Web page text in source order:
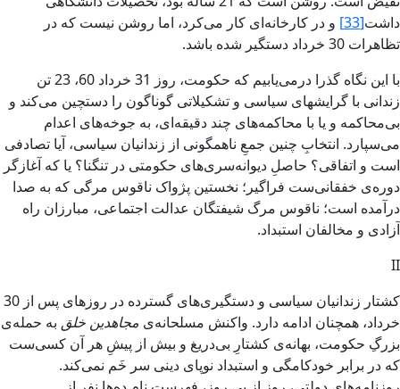
داشت[33]
و در کارخانه‌اى کار مى‌کرد، اما روشن نيست که در
تظاهرات 30 خرداد دستگير شده باشد.
با اين نگاه گذرا درمى‌يابيم که حکومت، روز 31 خرداد 60، 23 تن
زندانى با گرايش‏هاى سياسى و تشکيلاتى گوناگون را دستچين مى‌کند و
بى‌محاکمه و يا با محاکمه‌هاى چند دقيقه‌اى، به جوخه‌هاى اعدام
مى‌سپارد. انتخابِ چنين جمعِ ناهمگونى از زندانيان سياسى، آيا تصادفى
است و اتفاقى‌؟ حاصلِ ديوانه‌سرى‌هاى حکومتى در تنگنا‌؟ يا که آغازگر
دوره‌ی خفقانى‌ست فراگير‌؛ نخستين پژواک ناقوس‏ مرگى که به صدا
درآمده است؛ ناقوس‏ مرگ شيفتگان عدالت اجتماعى، مبارزان راه
آزادى و مخالفان استبداد.
II
کشتار زندانيان سياسى و دستگيرى‌هاى گسترده در روزهاى پس‏ از 30
خرداد، همچنان ادامه دارد. واکنش‏ مسلحانه‌ى مجاهدين خلق به حمله‌ى
بزرگِ حکومت، بهانه‌ى کشتارِ بى‌دريغ و بيش‏ از پيشِ هر آن کسى‌ست
که در برابر خودکامگى و استبداد نوپاى دينى سر خَم نمى‌کند.